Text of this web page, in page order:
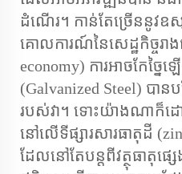
ដំណើរ។ កាន់តែច្រើននូវ
គោលការណ៍នៃសេដ្ឋកិច្ចរាង
economy) ការអាចកែច្នៃ
(Galvanized Steel) បាន
របស់វា។ ទោះយ៉ាងណាក៏
នៅលើទីផ្សារសារធាតុដី
ដែលនៅតែបន្តពីវត្ថុធាតុផ្